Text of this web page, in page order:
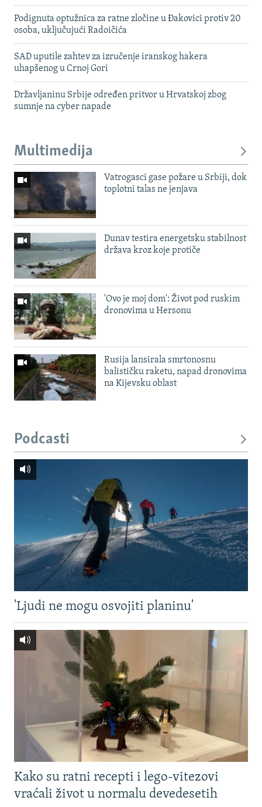
Podignuta optužnica za ratne zločine u Đakovici protiv 20
osoba, uključujući Radoičića
SAD uputile zahtev za izručenje iranskog hakera
uhapšenog u Crnoj Gori
Državljaninu Srbije određen pritvor u Hrvatskoj zbog
sumnje na cyber napade
Multimedija
Vatrogasci gase požare u Srbiji, dok
toplotni talas ne jenjava
Dunav testira energetsku stabilnost
država kroz koje protiče
'Ovo je moj dom': Život pod ruskim
dronovima u Hersonu
Rusija lansirala smrtonosnu
balističku raketu, napad dronovima
na Kijevsku oblast
Podcasti
'Ljudi ne mogu osvojiti planinu'
Kako su ratni recepti i lego-vitezovi
vraćali život u normalu devedesetih